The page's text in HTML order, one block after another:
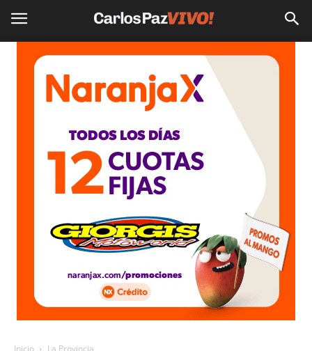
Inicio La Provincia